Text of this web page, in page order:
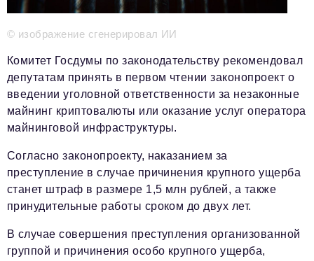
© изображение сгенерировал ИИ
Комитет Госдумы по законодательству рекомендовал
депутатам принять в первом чтении законопроект о
введении уголовной ответственности за незаконные
майнинг криптовалюты или оказание услуг оператора
майнинговой инфраструктуры.
Согласно законопроекту, наказанием за
преступление в случае причинения крупного ущерба
станет штраф в размере 1,5 млн рублей, а также
принудительные работы сроком до двух лет.
В случае совершения преступления организованной
группой и причинения особо крупного ущерба,